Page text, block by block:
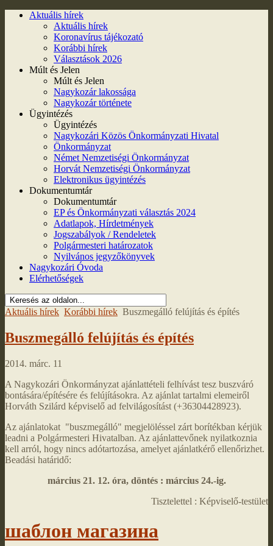
Aktuális hírek
Aktuális hírek
Koronavírus tájékozató
Korábbi hírek
Választások 2026
Múlt és Jelen
Múlt és Jelen
Nagykozár lakossága
Nagykozár története
Ügyintézés
Ügyintézés
Nagykozári Közös Önkormányzati Hivatal
Önkormányzat
Német Nemzetiségi Önkormányzat
Horvát Nemzetiségi Önkormányzat
Elektronikus ügyintézés
Dokumentumtár
Dokumentumtár
EP és Önkormányzati választás 2024
Adatlapok, Hírdetmények
Jogszabályok / Rendeletek
Polgármesteri határozatok
Nyilvános jegyzőkönyvek
Nagykozári Óvoda
Elérhetőségek
Aktuális hírek Korábbi hírek Buszmegálló felújítás és építés
Buszmegálló felújítás és építés
2014. márc. 11
A Nagykozári Önkormányzat ajánlattételi felhívást tesz buszváró
bontására/építésére és felújításokra. Az ajánlat tartalmi elemeiről
Horváth Szilárd képviselő ad felvilágosítást (+36304428923).
Az ajánlatokat "buszmegálló" megjelöléssel zárt borítékban kérjük
leadni a Polgármesteri Hivatalban. Az ajánlattevőnek nyilatkoznia
kell arról, hogy nincs adótartozása, amelyet ajánlatkérő ellenőrizhet.
Beadási határidő:
március 21. 12. óra, döntés : március 24.-ig.
Tisztelettel : Képviselő-testület
шаблон магазина